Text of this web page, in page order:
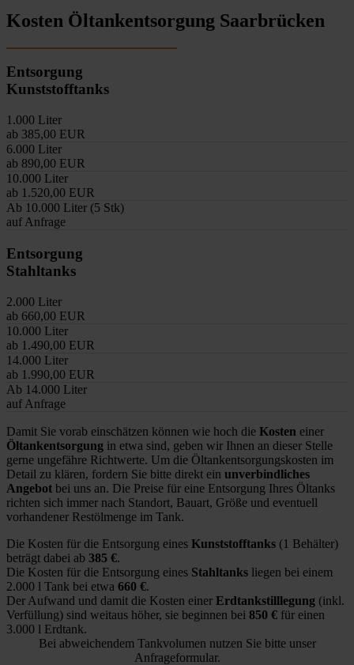
Kosten Öltankentsorgung Saarbrücken
Entsorgung
Kunststofftanks
1.000 Liter
ab 385,00 EUR
6.000 Liter
ab 890,00 EUR
10.000 Liter
ab 1.520,00 EUR
Ab 10.000 Liter (5 Stk)
auf Anfrage
Entsorgung
Stahltanks
2.000 Liter
ab 660,00 EUR
10.000 Liter
ab 1.490,00 EUR
14.000 Liter
ab 1.990,00 EUR
Ab 14.000 Liter
auf Anfrage
Damit Sie vorab einschätzen können wie hoch die Kosten einer
Öltankentsorgung in etwa sind, geben wir Ihnen an dieser Stelle
gerne ungefähre Richtwerte. Um die Öltankentsorgungskosten im
Detail zu klären, fordern Sie bitte direkt ein unverbindliches
Angebot bei uns an. Die Preise für eine Entsorgung Ihres Öltanks
richten sich immer nach Standort, Bauart, Größe und eventuell
vorhandener Restölmenge im Tank.
Die Kosten für die Entsorgung eines Kunststofftanks (1 Behälter)
beträgt dabei ab 385 €.
Die Kosten für die Entsorgung eines Stahltanks liegen bei einem
2.000 l Tank bei etwa 660 €.
Der Aufwand und damit die Kosten einer Erdtankstilllegung (inkl.
Verfüllung) sind weitaus höher, sie beginnen bei 850 € für einen
3.000 l Erdtank.
Bei abweichendem Tankvolumen nutzen Sie bitte unser
Anfrageformular.